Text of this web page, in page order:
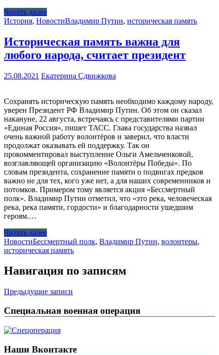
Читать далее
История, НовостиВладимир Путин, историческая память
Историческая память важна для
любого народа, считает президент
25.08.2021 Екатерина Сдвижкова
Сохранять историческую память необходимо каждому народу,
уверен Президент РФ Владимир Путин. Об этом он сказал
накануне, 22 августа, встречаясь с представителями партии
«Единая Россия», пишет ТАСС. Глава государства назвал
очень важной работу волонтёров и заверил, что власти
продолжат оказывать ей поддержку. Так он
прокомментировал выступление Ольги Амельченковой,
возглавляющей организацию «Волонтёры Победы». По
словам президента, сохранение памяти о подвигах предков
важно не для тех, кого уже нет, а для наших современников и
потомков. Примером тому является акция «Бессмертный
полк». Владимир Путин отметил, что «это река, человеческая
река, река памяти, гордости» и благодарности ушедшим
героям.…
Читать далее
НовостиБессмертный полк, Владимир Путин, волонтеры,
историческая память
Навигация по записям
Предыдущие записи
Специальная военная операция
Наши Вконтакте